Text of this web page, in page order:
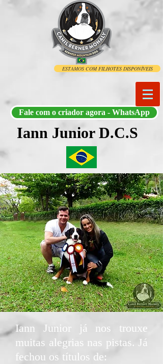
ESTAMOS COM FILHOTES DISPONÍVEIS
Fale com o criador agora - WhatsApp
Iann Junior D.C.S
Iann Junior já nos trouxe
muitas alegrias nas pistas. Já
fechou os títulos de: